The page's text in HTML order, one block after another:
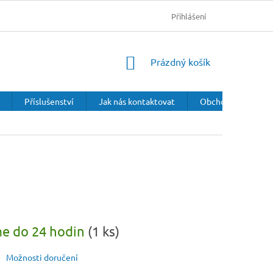
Přihlášení
NÁKUPNÍ
Prázdný košík
Příslušenství Jak nás kontaktovat
Obchodní
do 24 hodin (1 ks)
Možnosti doručení